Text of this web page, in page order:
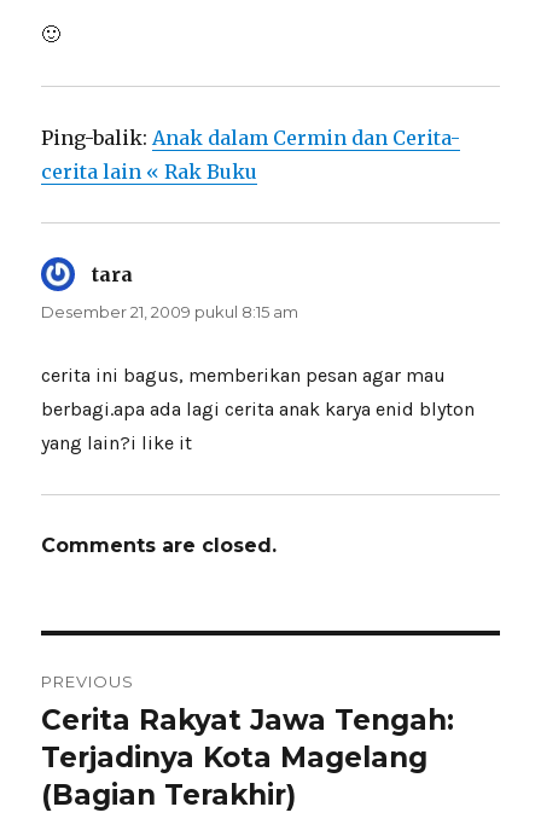
🙂
Ping-balik: Anak dalam Cermin dan Cerita-
cerita lain « Rak Buku
tara
Desember 21, 2009 pukul 8:15 am
cerita ini bagus, memberikan pesan agar mau
berbagi.apa ada lagi cerita anak karya enid blyton
yang lain?i like it
Comments are closed.
pos
PREVIOUS
Previous
post:
Cerita Rakyat Jawa Tengah:
Terjadinya Kota Magelang
(Bagian Terakhir)